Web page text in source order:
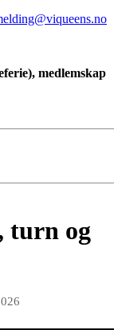
medlemskap
turn og